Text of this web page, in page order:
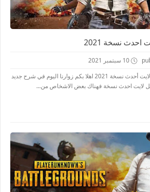
احدث نسخة 2021
10 سبتمبر 2021
تنزيل لعبة ببجي موبايل لايت أحدث نسخة 2021 اهلا بكم زوارنا اليوم في شرح جديد
لايت احدث نسخة فهناك بعض الاشخاص من...